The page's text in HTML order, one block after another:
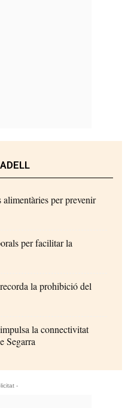
per prevenir
per facilitar la
la prohibició del
la connectivitat
Segarra
-